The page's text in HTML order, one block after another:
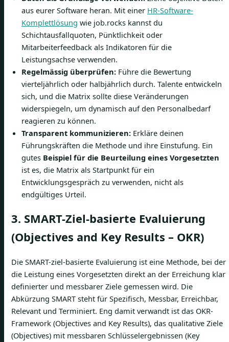
aus eurer Software heran. Mit einer HR-Software-
Komplettlösung wie job.rocks kannst du
Schichtausfallquoten, Pünktlichkeit oder
Mitarbeiterfeedback als Indikatoren für die
Leistungsachse verwenden.
Regelmässig überprüfen: Führe die Bewertung
vierteljährlich oder halbjährlich durch. Talente entwickeln
sich, und die Matrix sollte diese Veränderungen
widerspiegeln, um dynamisch auf den Personalbedarf
reagieren zu können.
Transparent kommunizieren: Erkläre deinen
Führungskräften die Methode und ihre Einstufung. Ein
gutes Beispiel für die Beurteilung eines Vorgesetzten
ist es, die Matrix als Startpunkt für ein
Entwicklungsgespräch zu verwenden, nicht als
endgültiges Urteil.
3. SMART-Ziel-basierte Evaluierung
(Objectives and Key Results – OKR)
Die SMART-ziel-basierte Evaluierung ist eine Methode, bei der
die Leistung eines Vorgesetzten direkt an der Erreichung klar
definierter und messbarer Ziele gemessen wird. Die
Abkürzung SMART steht für Spezifisch, Messbar, Erreichbar,
Relevant und Terminiert. Eng damit verwandt ist das OKR-
Framework (Objectives and Key Results), das qualitative Ziele
(Objectives) mit messbaren Schlüsselergebnissen (Key